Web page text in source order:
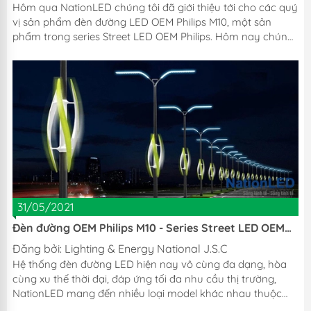
Hôm qua NationLED chúng tôi đã giới thiệu tới cho các quý
vị sản phẩm đèn đường LED OEM Philips M10, một sản
phẩm trong series Street LED OEM Philips. Hôm nay chúng
theo nằm trong series Street LED OEM Philips, đó chính là
đèn Street LED OEM Philips M11. - Đèn đường phố OEM
Philips M11 có thiết kế vỏ ngoài bằng nhôm đúc và nhôm
đùn tản nhiệt áp lực cao, độ bền cơ học tốt. Thiết kế này
giúp cho đèn có khả năng chịu tác động, va...
31/05/2021
Đèn đường OEM Philips M10 - Series Street LED OEM
Philips
Đăng bởi: Lighting & Energy National J.S.C
Hệ thống đèn đường LED hiện nay vô cùng đa dạng, hòa
cùng xu thế thời đại, đáp ứng tối đa nhu cầu thị trường,
NationLED mang đến nhiều loại model khác nhau thuộc